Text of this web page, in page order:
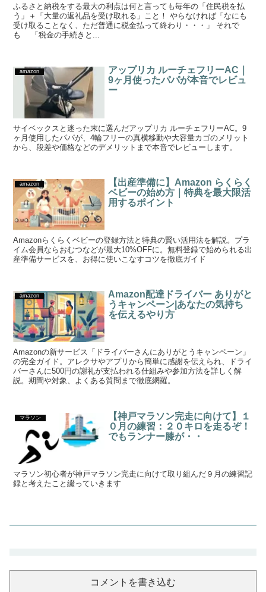
ふるさと納税をする最大の利点は何と言っても毎年の「住民税を払
う」＋「大量の返礼品を受け取れる」こと！ やらなければ「なにも
受け取ることなく、ただ普通に税金払って終わり・・・」 それで
も 「税金の手続きと...
amazon
アップリカ ルーチェフリーAC｜
9ヶ月使ったパパが本音でレビュ
ー
サイベックスと迷った末に選んだアップリカ ルーチェフリーAC。9
ヶ月使用したパパが、4輪フリーの真横移動や大容量カゴのメリット
から、段差や価格などのデメリットまで本音でレビューします。
amazon
【出産準備に】Amazon らくらく
ベビーの始め方｜特典を最大限活
用するポイント
Amazonらくらくベビーの登録方法と特典の賢い活用法を解説。プラ
イム会員ならおむつなどが最大10%OFFに。無料登録で始められる出
産準備サービスを、お得に使いこなすコツを徹底ガイド
amazon
Amazon配達ドライバー ありがと
うキャンペーン|あなたの気持ち
を伝えるやり方
Amazonの新サービス「ドライバーさんにありがとうキャンペーン」
の完全ガイド。アレクサやアプリから簡単に感謝を伝えられ、ドライ
バーさんに500円の謝礼が支払われる仕組みや参加方法を詳しく解
説。期間や対象、よくある質問まで徹底網羅。
マラソン
【神戸マラソン完走に向けて】１
０月の練習：２０キロを走るぞ！
でもランナー膝が・・
マラソン初心者が神戸マラソン完走に向けて取り組んだ９月の練習記
録と考えたこと綴っていきます
コメントを書き込む